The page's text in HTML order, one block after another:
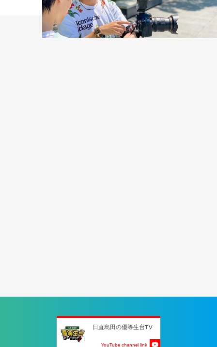
日直島田の優等生台TV
YouTube channel link